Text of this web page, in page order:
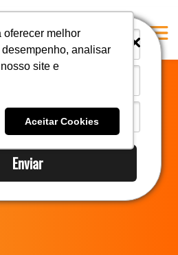
Enviar
oferecer melhor
analisar
site e
Aceitar Cookies
i
i
dentro